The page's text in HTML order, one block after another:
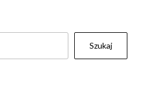
Szukaj